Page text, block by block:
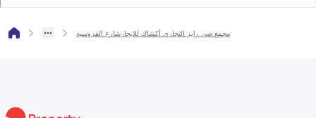
مجمع صن رايز التجاري أكشاك للايجارشارع الفروسيه